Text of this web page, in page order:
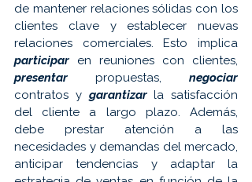
de mantener relaciones sólidas con los
clientes clave y establecer nuevas
participar
presentar propuestas, negociar
contratos y garantizar la satisfacción
del cliente a largo plazo. Además,
debe prestar atención a las
necesidades y demandas del mercado,
anticipar tendencias y adaptar la